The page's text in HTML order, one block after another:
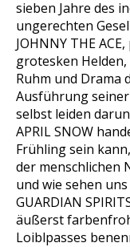
sieben Jahre des
ungerechten
JOHNNY THE ACE,
grotesken
Ruhm und Drama
Ausführung
selbst leiden
APRIL SNOW
Frühling sein
der menschlichen
und wie sehen
GUARDIAN
äußerst
Loiblpasses